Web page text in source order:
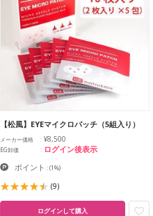
【松風】EYEマイクロパッチ（5組入り）
メーカー価格 ¥8,500
EG卸価 ログイン後表示
ポイント :(1%)
(9)
ログインして購入